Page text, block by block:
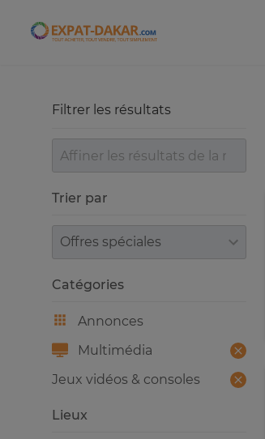
Expat-Dakar
Filtrer les résultats
Trier par
Trier par
Catégories
Annonces
Multimédia
Jeux vidéos & consoles
Lieux